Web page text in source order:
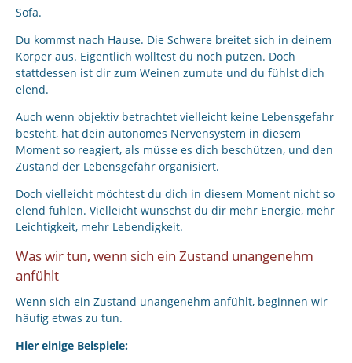
Sofa.
Du kommst nach Hause. Die Schwere breitet sich in deinem
Körper aus. Eigentlich wolltest du noch putzen. Doch
stattdessen ist dir zum Weinen zumute und du fühlst dich
elend.
Auch wenn objektiv betrachtet vielleicht keine Lebensgefahr
besteht, hat dein autonomes Nervensystem in diesem
Moment so reagiert, als müsse es dich beschützen, und den
Zustand der Lebensgefahr organisiert.
Doch vielleicht möchtest du dich in diesem Moment nicht so
elend fühlen. Vielleicht wünschst du dir mehr Energie, mehr
Leichtigkeit, mehr Lebendigkeit.
Was wir tun, wenn sich ein Zustand unangenehm
anfühlt
Wenn sich ein Zustand unangenehm anfühlt, beginnen wir
häufig etwas zu tun.
Hier einige Beispiele: